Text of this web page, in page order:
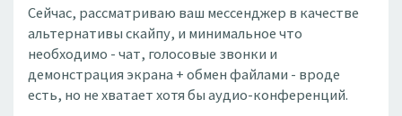
Сейчас, рассматриваю ваш мессенджер в качестве
альтернативы скайпу, и минимальное что
необходимо - чат, голосовые звонки и
демонстрация экрана + обмен файлами - вроде
есть, но не хватает хотя бы аудио-конференций.